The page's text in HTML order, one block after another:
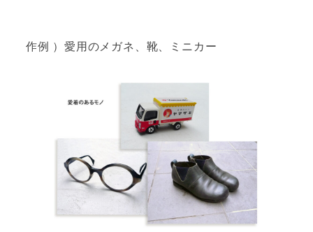
作例 ）愛用のメガネ、靴、ミニカー